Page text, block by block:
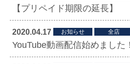
【プリペイド期限の延長】
2020.04.17 お知らせ 全店
YouTube動画配信始めました！